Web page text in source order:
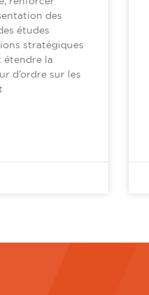
des
études
stratégiques
étendre la
d’ordre sur les